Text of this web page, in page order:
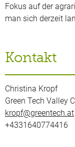
Fokus auf der
man sich derzeit
Kontakt
Christina Kropf
Green Tech Valley
kropf@greentech.at
+4331640774416